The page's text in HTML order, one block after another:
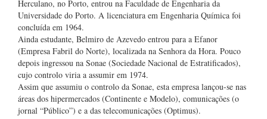
Herculano, no Porto, entrou na Faculdade de Engenharia da
Universidade do Porto. A licenciatura em Engenharia Química foi
concluída em 1964.
Ainda estudante, Belmiro de Azevedo entrou para a Efanor
(Empresa Fabril do Norte), localizada na Senhora da Hora. Pouco
depois ingressou na Sonae (Sociedade Nacional de Estratificados),
cujo controlo viria a assumir em 1974.
Assim que assumiu o controlo da Sonae, esta empresa lançou-se nas
áreas dos hipermercados (Continente e Modelo), comunicações (o
jornal “Público”) e a das telecomunicações (Optimus).